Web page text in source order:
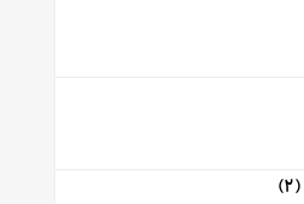
(2)